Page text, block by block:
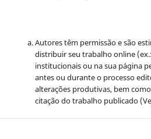
Autores têm permissão e são
distribuir seu trabalho online
institucionais ou na sua página
antes ou durante o processo
alterações produtivas, bem
citação do trabalho publicado